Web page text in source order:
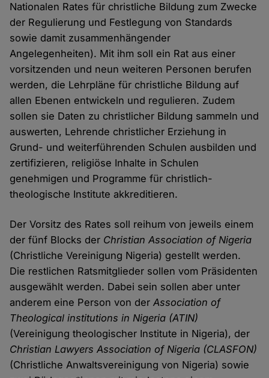
Nationalen Rates für christliche Bildung zum Zwecke
der Regulierung und Festlegung von Standards
sowie damit zusammenhängender
Angelegenheiten). Mit ihm soll ein Rat aus einer
vorsitzenden und neun weiteren Personen berufen
werden, die Lehrpläne für christliche Bildung auf
allen Ebenen entwickeln und regulieren. Zudem
sollen sie Daten zu christlicher Bildung sammeln und
auswerten, Lehrende christlicher Erziehung in
Grund- und weiterführenden Schulen ausbilden und
zertifizieren, religiöse Inhalte in Schulen
genehmigen und Programme für christlich-
theologische Institute akkreditieren.
Der Vorsitz des Rates soll reihum von jeweils einem
der fünf Blocks der Christian Association of Nigeria
(Christliche Vereinigung Nigeria) gestellt werden.
Die restlichen Ratsmitglieder sollen vom Präsidenten
ausgewählt werden. Dabei sein sollen aber unter
anderem eine Person von derAssociation of
Theological institutions in Nigeria (ATIN)
(Vereinigung theologischer Institute in Nigeria), der
Christian Lawyers Association of Nigeria (CLASFON)
(Christliche Anwaltsvereinigung von Nigeria) sowie